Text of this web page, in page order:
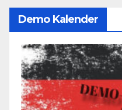
Demo Kalender